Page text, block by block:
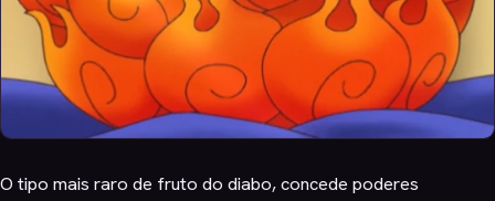
O tipo mais raro de fruto do diabo, concede poderes